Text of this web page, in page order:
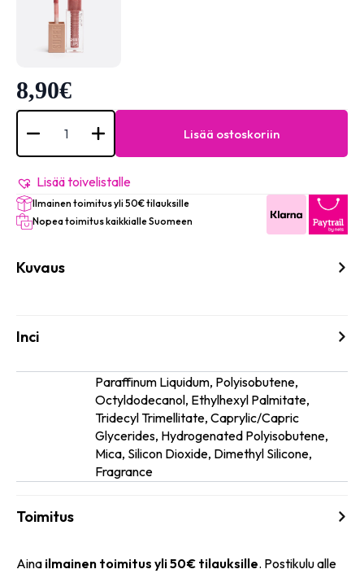
8,90€
Elixir
Super
#86
Poseidon
määrä
Lisää ostoskoriin
Lisää toivelistalle
Ilmainen toimitus yli 50€ tilauksille
Nopea toimitus kaikkialle Suomeen
Kuvaus
Inci
Paraffinum Liquidum, Polyisobutene,
Octyldodecanol, Ethylhexyl Palmitate,
Tridecyl Trimellitate, Caprylic/Capric
Glycerides, Hydrogenated Polyisobutene,
Mica, Silicon Dioxide, Dimethyl Silicone,
Fragrance
Toimitus
Aina ilmainen toimitus yli 50€ tilauksille. Postikulu alle